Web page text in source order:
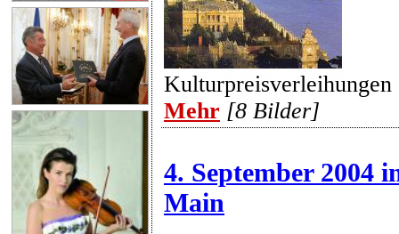
Mehr [8 Bilder]
4. September 2004
Main